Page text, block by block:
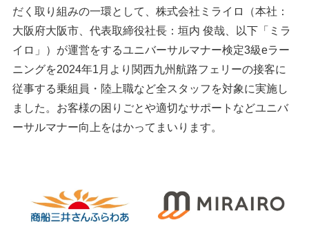
だく取り組みの一環として、株式会社ミライロ（本社：
大阪府大阪市、代表取締役社長：垣内 俊哉、以下「ミラ
イロ」）が運営をするユニバーサルマナー検定3級eラー
ニングを2024年1月より関西九州航路フェリーの接客に
従事する乗組員・陸上職など全スタッフを対象に実施し
ました。お客様の困りごとや適切なサポートなどユニバ
ーサルマナー向上をはかってまいります。